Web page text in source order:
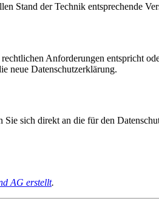
Stand der Technik entsprechende
Anforderungen entspricht
neue Datenschutzerklärung.
sich direkt an die für den
AG erstellt.